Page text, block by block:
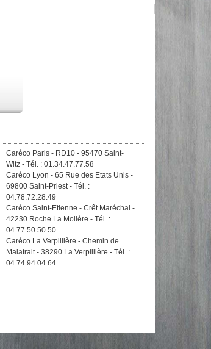
Caréco Paris - RD10 - 95470 Saint-
Witz - Tél. : 01.34.47.77.58
Caréco Lyon - 65 Rue des Etats Unis -
69800 Saint-Priest - Tél. :
04.78.72.28.49
Caréco Saint-Etienne - Crêt Maréchal -
42230 Roche La Molière - Tél. :
04.77.50.50.50
Caréco La Verpillière - Chemin de
Malatrait - 38290 La Verpillière - Tél. :
04.74.94.04.64